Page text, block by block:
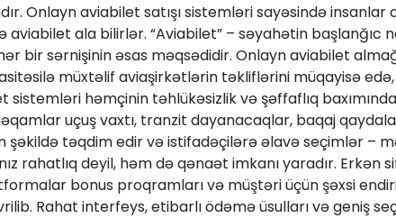
Onlayn aviabilet satışı sistemləri sayəsində
ala bilirlər. “Aviabilet” – səyahətin başlanğıc
bir sərnişinin əsas məqsədidir. Onlayn aviabilet
müxtəlif aviaşirkətlərin təkliflərini müqayisə
həmçinin təhlükəsizlik və şəffaflıq
uçuş vaxtı, tranzit dayanacaqlar, baqaj
şəkildə təqdim edir və istifadəçilərə əlavə seçimlər –
rahatlıq deyil, həm də qənaət imkanı yaradır. Erkən
bonus proqramları və müştəri üçün şəxsi
Rahat interfeys, etibarlı ödəmə üsulları və geniş